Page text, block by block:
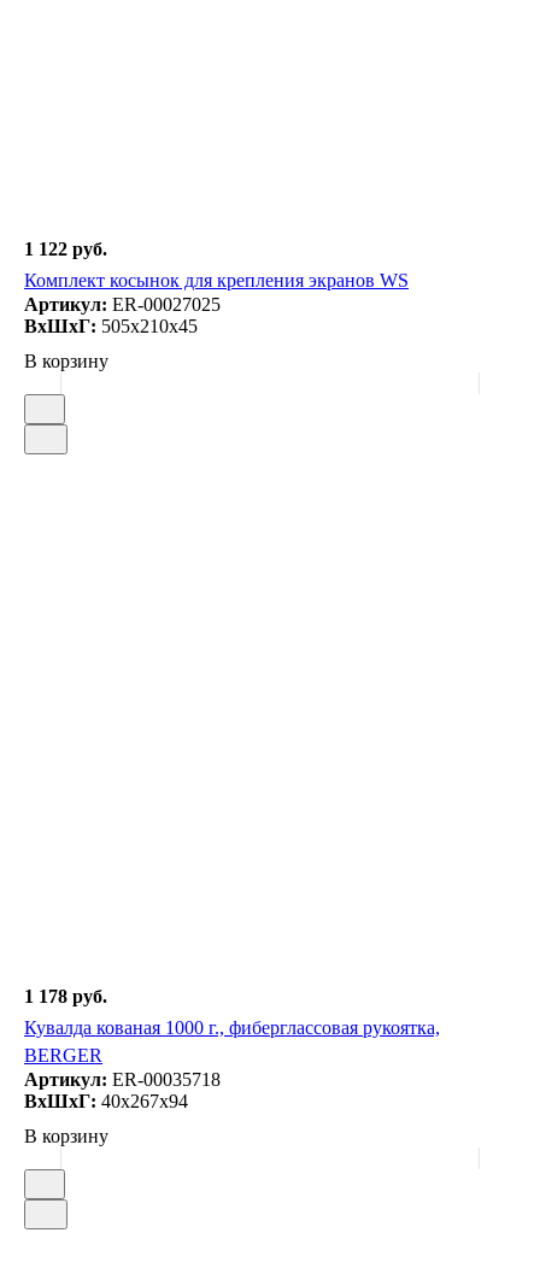
1 122 руб.
Комплект косынок для крепления экранов WS
Артикул: ER-00027025
ВxШxГ: 505x210x45
В корзину
1 178 руб.
Кувалда кованая 1000 г., фиберглассовая рукоятка,
BERGER
Артикул: ER-00035718
ВxШxГ: 40x267x94
В корзину